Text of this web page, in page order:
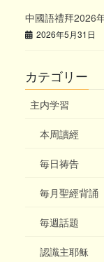
中國語禮拜2026
2026年5月31日
カテゴリー
主内学習
本周讀經
毎日祷告
毎月聖經背誦
毎週話題
認識主耶稣